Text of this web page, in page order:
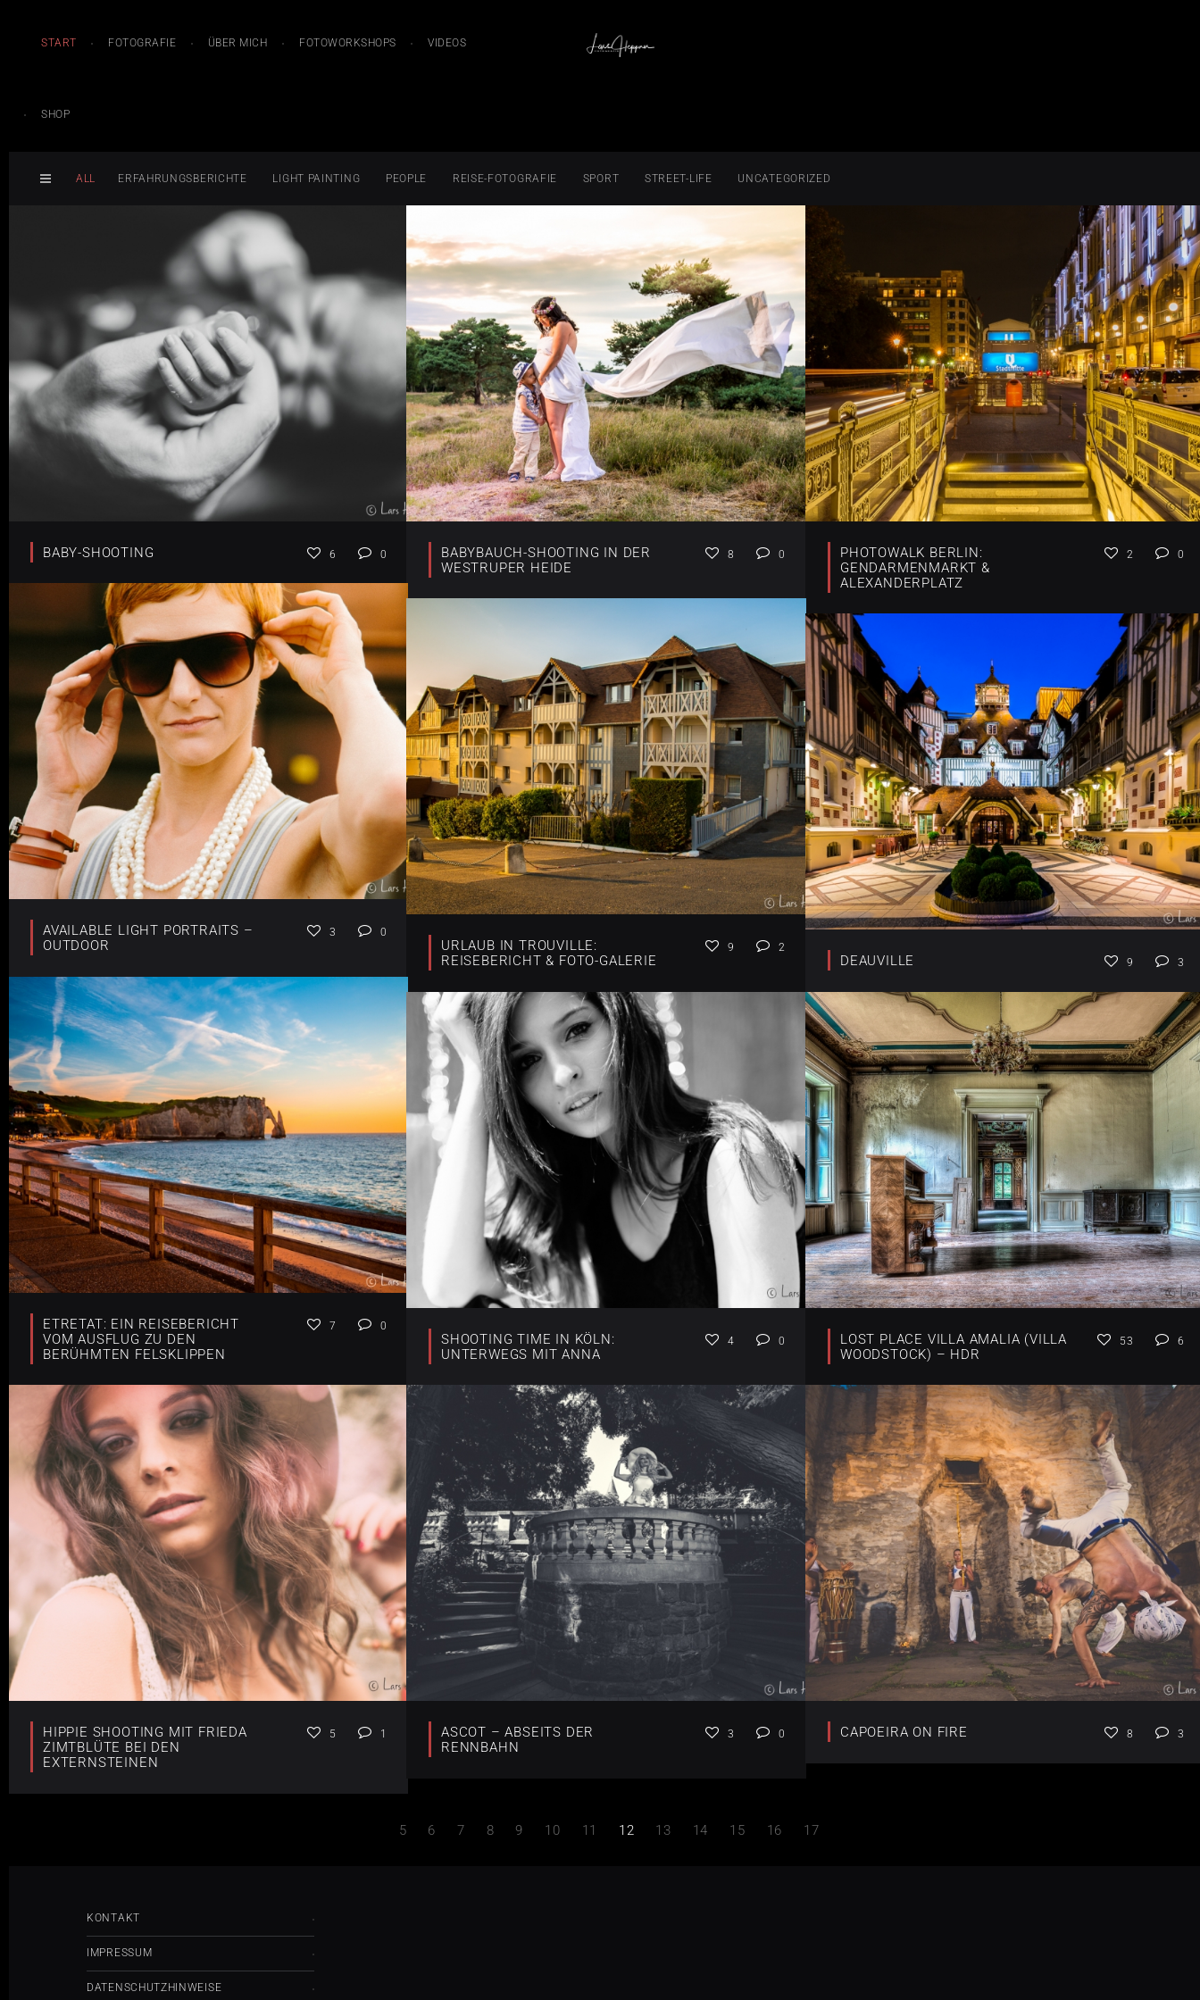
START FOTOGRAFIE ÜBER MICH FOTOWORKSHOPS VIDEOS
SHOP
ALL ERFAHRUNGSBERICHTE LIGHT PAINTING PEOPLE REISE-FOTOGRAFIE SPORT STREET-LIFE UNCATEGORIZED
BABY-SHOOTING 6 0
BABYBAUCH-SHOOTING IN DER
WESTRUPER HEIDE
8 0
PHOTOWALK BERLIN:
GENDARMENMARKT &
ALEXANDERPLATZ
2 0
AVAILABLE LIGHT PORTRAITS –
OUTDOOR
3 0
URLAUB IN TROUVILLE:
REISEBERICHT & FOTO-GALERIE
9 2
DEAUVILLE 9 3
ETRETAT: EIN REISEBERICHT
VOM AUSFLUG ZU DEN
BERÜHMTEN FELSKLIPPEN
7 0
SHOOTING TIME IN KÖLN:
UNTERWEGS MIT ANNA
4 0
LOST PLACE VILLA AMALIA (VILLA
WOODSTOCK) – HDR
53 6
HIPPIE SHOOTING MIT FRIEDA
ZIMTBLÜTE BEI DEN
EXTERNSTEINEN
5 1
ASCOT – ABSEITS DER
RENNBAHN
3 0 CAPOEIRA ON FIRE 8 3
5 6 7 8 9 10 11 12 13 14 15 16 17
KONTAKT
IMPRESSUM
DATENSCHUTZHINWEISE